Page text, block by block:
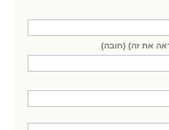
את זה) (חובה)